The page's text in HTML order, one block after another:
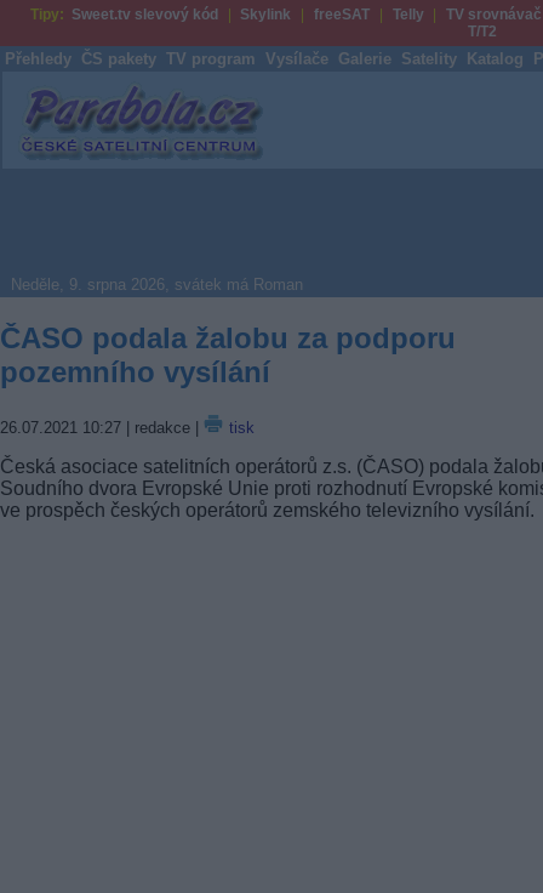
Tipy: Sweet.tv slevový kód Skylink freeSAT Telly
TV srovnávač
T/T2
Přehledy ČS pakety TV program Vysílače Galerie Satelity Katalog
Parabola.cz
Neděle, 9. srpna 2026, svátek má Roman
ČASO podala žalobu za podporu
pozemního vysílání
26.07.2021 10:27 | redakce | tisk
Česká asociace satelitních operátorů z.s. (ČASO) podala
Soudního dvora Evropské Unie proti rozhodnutí Evropské
ve prospěch českých operátorů zemského televizního vysílání.